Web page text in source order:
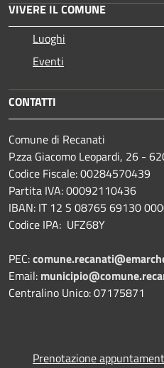
VIVERE IL COMUNE
Luoghi
Eventi
CONTATTI
Comune di Recanati
P.zza Giacomo Leopardi, 26 -
Codice Fiscale: 00284570439
Partita IVA: 00092110436
IBAN: IT 12 S 08765 69130
Codice IPA: UFZ68Y
PEC:
Email:
Centralino Unico: 07175871
Prenotazione